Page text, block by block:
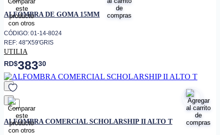
favorito
ALFOMBRA DE GOMA 15MM
CÓDIGO: 01-14-8024
REF: 48"X59'GRIS
UTILIA
RD$38330
favorito
ALFOMBRA COMERCIAL SCHOLARSHIP II ALTO T